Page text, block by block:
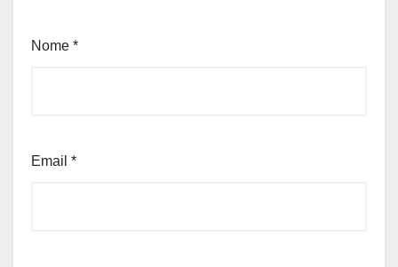
Nome *
Email *